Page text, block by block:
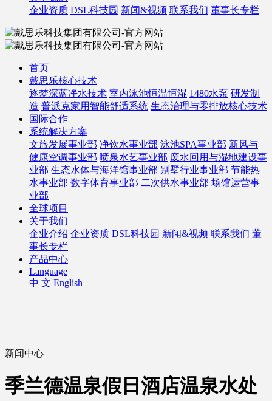
企业资质 DSL科技园 新闻&视频 联系我们 董事长专栏
首页
戴思乐核心技术
逐梦深蓝净水技术 室内泳池恒温恒湿 1480水泵 研发制
造 普派克家用智能舒适系统 生态治理与零排放核心技术
国际合作
系统解决方案
文旅发展事业部 净饮水事业部 泳池SPA事业部 新风与
健康空调事业部 喷泉水艺事业部 废水回用与湿地建设事
业部 生态水体与海洋馆事业部 别墅行业事业部 节能热
水事业部 数字体育事业部 二次供水事业部 场馆运营事
业部
全球项目
关于我们
企业介绍 企业资质 DSL科技园 新闻&视频 联系我们 董
事长专栏
产品中心
Language
中 文 English
新闻中心
季兰德温泉假日酒店温泉水处